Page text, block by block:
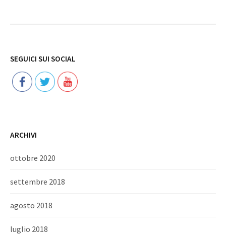
SEGUICI SUI SOCIAL
ARCHIVI
ottobre 2020
settembre 2018
agosto 2018
luglio 2018